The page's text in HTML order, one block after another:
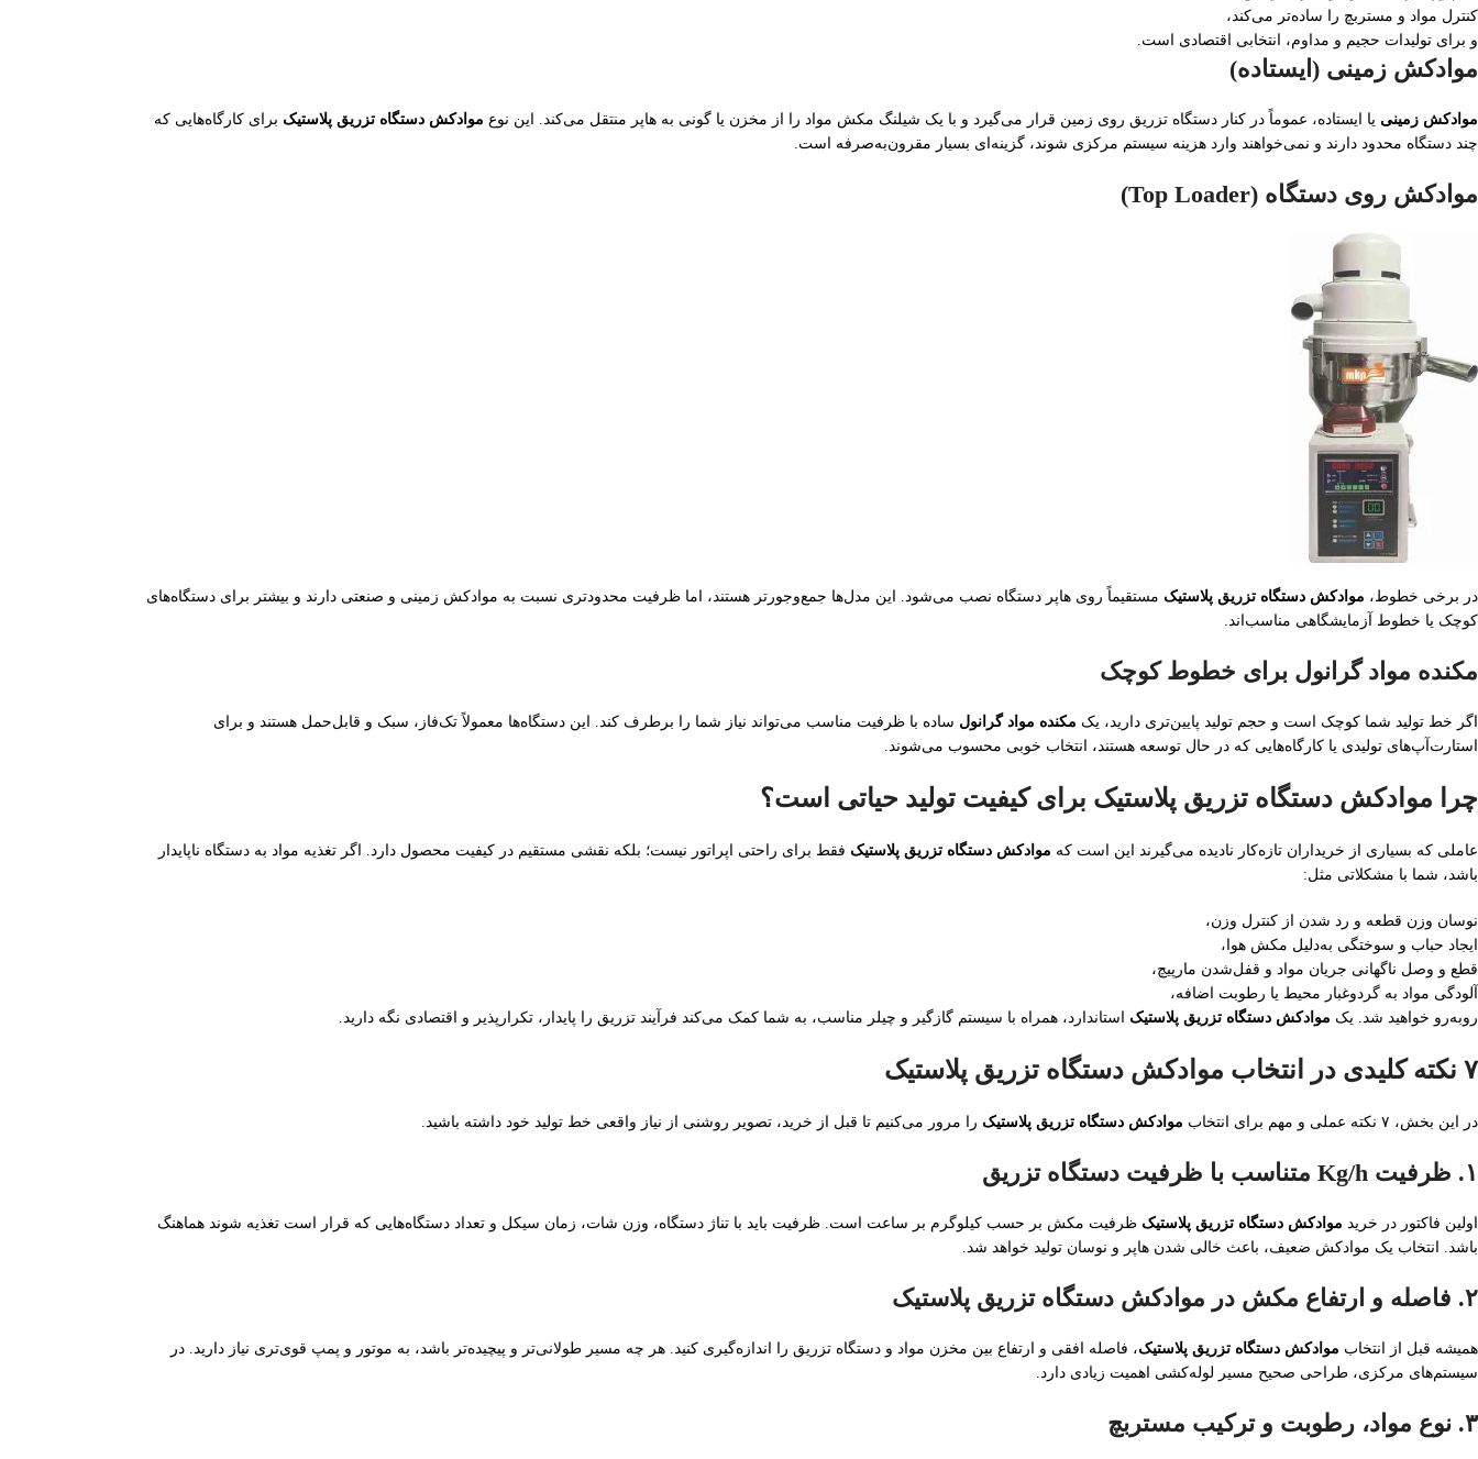
کنترل مواد و مستربچ را ساده‌تر می‌کند،
و برای تولیدات حجیم و مداوم، انتخابی اقتصادی است.
موادکش زمینی (ایستاده)
موادکش زمینی یا ایستاده، عموماً در کنار دستگاه تزریق روی زمین قرار می‌گیرد و با یک شیلنگ مکش مواد را از مخزن یا گونی به هاپر منتقل می‌کند. این نوع موادکش دستگاه تزریق پلاستیک برای کارگاه‌هایی که
چند دستگاه محدود دارند و نمی‌خواهند وارد هزینه سیستم مرکزی شوند، گزینه‌ای بسیار مقرون‌به‌صرفه است.
موادکش روی دستگاه (Top Loader)
در برخی خطوط، موادکش دستگاه تزریق پلاستیک مستقیماً روی هاپر دستگاه نصب می‌شود. این مدل‌ها جمع‌وجورتر هستند، اما ظرفیت محدودتری نسبت به موادکش زمینی و صنعتی دارند و بیشتر برای دستگاه‌های
کوچک یا خطوط آزمایشگاهی مناسب‌اند.
مکنده مواد گرانول برای خطوط کوچک
اگر خط تولید شما کوچک است و حجم تولید پایین‌تری دارید، یک مکنده مواد گرانول ساده با ظرفیت مناسب می‌تواند نیاز شما را برطرف کند. این دستگاه‌ها معمولاً تک‌فاز، سبک و قابل‌حمل هستند و برای
استارت‌آپ‌های تولیدی یا کارگاه‌هایی که در حال توسعه هستند، انتخاب خوبی محسوب می‌شوند.
چرا موادکش دستگاه تزریق پلاستیک برای کیفیت تولید حیاتی است؟
عاملی که بسیاری از خریداران تازه‌کار نادیده می‌گیرند این است که موادکش دستگاه تزریق پلاستیک فقط برای راحتی اپراتور نیست؛ بلکه نقشی مستقیم در کیفیت محصول دارد. اگر تغذیه مواد به دستگاه ناپایدار
باشد، شما با مشکلاتی مثل:
نوسان وزن قطعه و رد شدن از کنترل وزن،
ایجاد حباب و سوختگی به‌دلیل مکش هوا،
قطع و وصل ناگهانی جریان مواد و قفل‌شدن مارپیچ،
آلودگی مواد به گردوغبار محیط یا رطوبت اضافه،
روبه‌رو خواهید شد. یک موادکش دستگاه تزریق پلاستیک استاندارد، همراه با سیستم گازگیر و چیلر مناسب، به شما کمک می‌کند فرآیند تزریق را پایدار، تکرارپذیر و اقتصادی نگه دارید.
۷ نکته کلیدی در انتخاب موادکش دستگاه تزریق پلاستیک
در این بخش، ۷ نکته عملی و مهم برای انتخاب موادکش دستگاه تزریق پلاستیک را مرور می‌کنیم تا قبل از خرید، تصویر روشنی از نیاز واقعی خط تولید خود داشته باشید.
۱. ظرفیت Kg/h متناسب با ظرفیت دستگاه تزریق
اولین فاکتور در خرید موادکش دستگاه تزریق پلاستیک ظرفیت مکش بر حسب کیلوگرم بر ساعت است. ظرفیت باید با تناژ دستگاه، وزن شات، زمان سیکل و تعداد دستگاه‌هایی که قرار است تغذیه شوند هماهنگ
باشد. انتخاب یک موادکش ضعیف، باعث خالی شدن هاپر و نوسان تولید خواهد شد.
۲. فاصله و ارتفاع مکش در موادکش دستگاه تزریق پلاستیک
همیشه قبل از انتخاب موادکش دستگاه تزریق پلاستیک، فاصله افقی و ارتفاع بین مخزن مواد و دستگاه تزریق را اندازه‌گیری کنید. هر چه مسیر طولانی‌تر و پیچیده‌تر باشد، به موتور و پمپ قوی‌تری نیاز دارید. در
سیستم‌های مرکزی، طراحی صحیح مسیر لوله‌کشی اهمیت زیادی دارد.
۳. نوع مواد، رطوبت و ترکیب مستربچ